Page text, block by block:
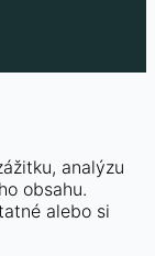
analýzu
obsahu.
alebo si